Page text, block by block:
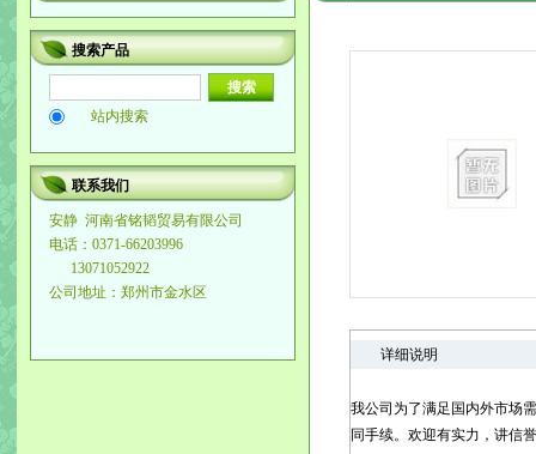
搜索产品
站内搜索
联系我们
安静 河南省铭韬贸易有限公司
电话：0371-66203996
13071052922
公司地址：郑州市金水区
详细说明
我公司为了满足国内外市场
同手续。欢迎有实力，讲信